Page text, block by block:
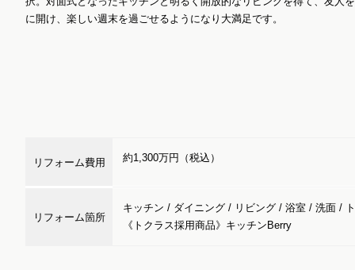
に開け、楽しい週末を過ごせるようになり大満足です。
リフォーム費用 約1,300万円（税込）
リフォーム箇所
キッチン / ダイニング / リビング / 浴室 / 洗面 /
《トクラス採用商品》キッチンBerry